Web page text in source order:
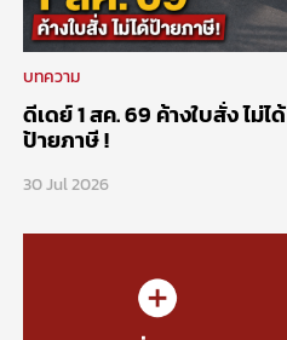
บทความ
ดีเดย์ 1 สค. 69 ค้างใบสั่ง ไม่ได้
ป้ายภาษี !
30 Jul 2026